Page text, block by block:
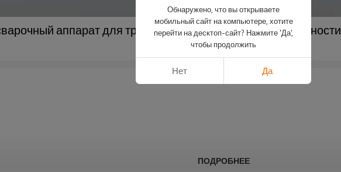
аппарат для труб из полиэтилена высокой плотности
ПОДРОБНЕЕ
Обнаружено, что вы открываете
мобильный сайт на компьютере, хотите
перейти на десктоп-сайт? Нажмите 'Да',
чтобы продолжить
Нет Да